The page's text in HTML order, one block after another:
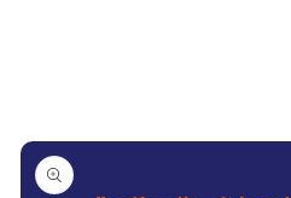
إلى
معلومات